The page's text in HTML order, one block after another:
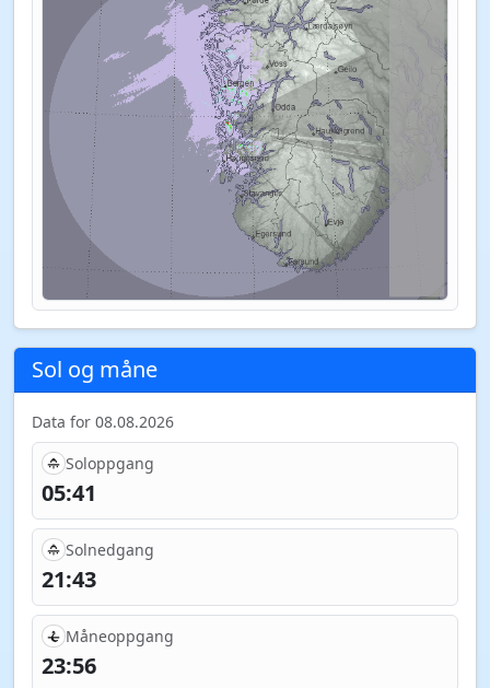
Sol og måne
Data for 08.08.2026
Soloppgang
05:41
Solnedgang
21:43
Måneoppgang
23:56